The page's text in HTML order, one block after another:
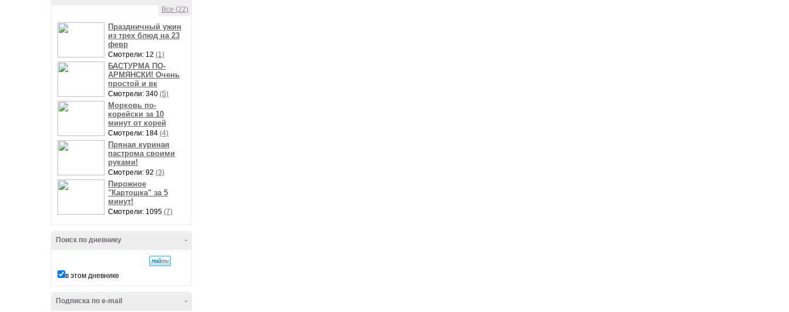
Все (22)
Праздничный ужин
из трех блюд на 23
февр
Смотрели: 12 (1)
БАСТУРМА ПО-
АРМЯНСКИ! Очень
простой и вк
Смотрели: 340 (5)
Морковь по-
корейски за 10
минут от корей
Смотрели: 184 (4)
Пряная куриная
пастрома своими
руками!
Смотрели: 92 (3)
Пирожное
"Картошка" за 5
минут!
Смотрели: 1095 (7)
-
Поиск по дневнику
в этом дневнике
-
Подписка по e-mail